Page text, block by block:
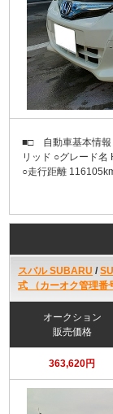
■□ 自動車基本情
リッド ○グレード
○走行距離
スバル SUBARU /
式 （カーオク管理番
オークション
販売価格
363,620円